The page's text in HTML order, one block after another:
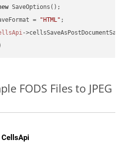
= "HTML"
-
FODS Files to JPEG